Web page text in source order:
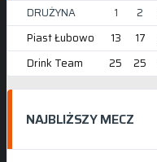
DRUŻYNA 1 2
Piast Łubowo
13 17
Drink Team
25 25
NAJBLIŻSZY MECZ